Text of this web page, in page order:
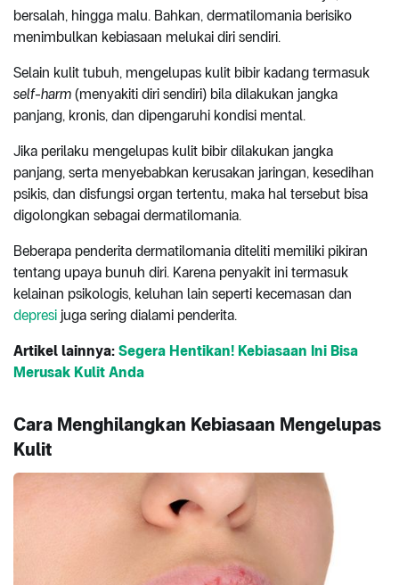
bersalah, hingga malu. Bahkan, dermatilomania berisiko
menimbulkan kebiasaan melukai diri sendiri.
Selain kulit tubuh, mengelupas kulit bibir kadang termasuk
self-harm (menyakiti diri sendiri) bila dilakukan jangka
panjang, kronis, dan dipengaruhi kondisi mental.
Jika perilaku mengelupas kulit bibir dilakukan jangka
panjang, serta menyebabkan kerusakan jaringan, kesedihan
psikis, dan disfungsi organ tertentu, maka hal tersebut bisa
digolongkan sebagai dermatilomania.
Beberapa penderita dermatilomania diteliti memiliki pikiran
tentang upaya bunuh diri. Karena penyakit ini termasuk
kelainan psikologis, keluhan lain seperti kecemasan dan
depresi juga sering dialami penderita.
Artikel lainnya: Segera Hentikan! Kebiasaan Ini Bisa
Merusak Kulit Anda
Cara Menghilangkan Kebiasaan Mengelupas
Kulit